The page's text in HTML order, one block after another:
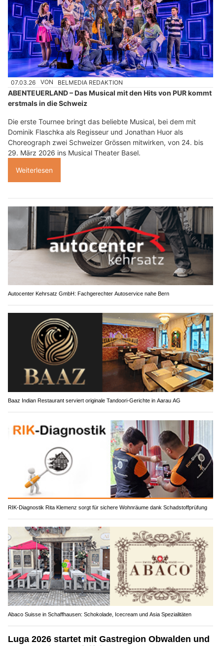
07.03.26 VON BELMEDIA REDAKTION
ABENTEUERLAND – Das Musical mit den Hits von PUR kommt
erstmals in die Schweiz
Die erste Tournee bringt das beliebte Musical, bei dem mit
Dominik Flaschka als Regisseur und Jonathan Huor als
Choreograph zwei Schweizer Grössen mitwirken, von 24. bis
29. März 2026 ins Musical Theater Basel.
Weiterlesen
Autocenter Kehrsatz GmbH: Fachgerechter Autoservice nahe Bern
Baaz Indian Restaurant serviert originale Tandoori-Gerichte in Aarau AG
RIK-Diagnostik Rita Klemenz sorgt für sichere Wohnräume dank Schadstoffprüfung
Abaco Suisse in Schaffhausen: Schokolade, Icecream und Asia Spezialitäten
Luga 2026 startet mit Gastregion Obwalden und